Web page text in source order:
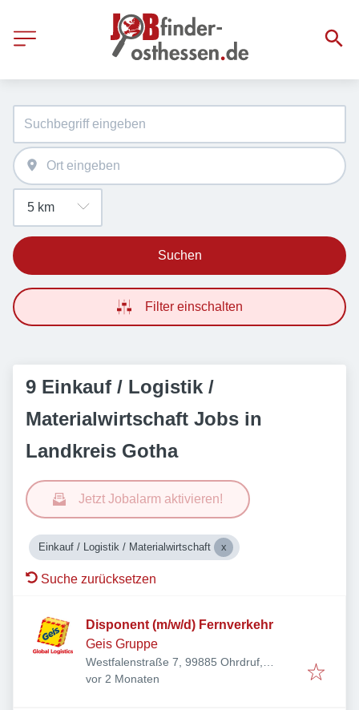
Suchen
Filter einschalten
9 Einkauf / Logistik /
Materialwirtschaft Jobs in
Landkreis Gotha
Jetzt Jobalarm aktivieren!
Einkauf / Logistik / Materialwirtschaft
Suche zurücksetzen
Disponent (m/w/d) Fernverkehr
Geis Gruppe
Westfalenstraße 7, 99885 Ohrdruf,
Deutschland
Veröffentlicht:
vor 2 Monaten